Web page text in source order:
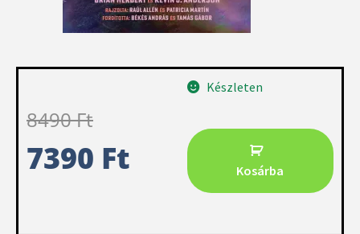
8490Ft
7390 Ft
Készleten
Kosárba